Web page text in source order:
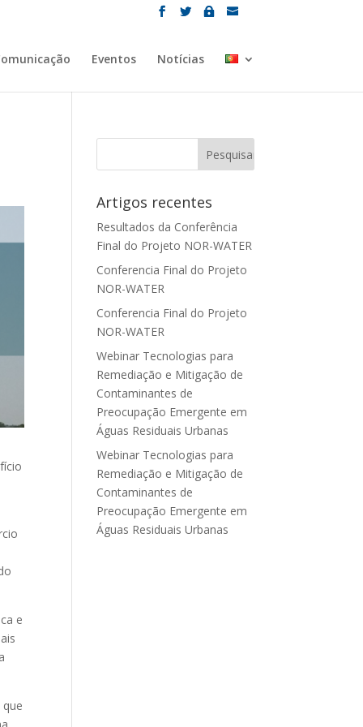
Eventos Notícias
e
Artigos recentes
Resultados da Conferência
Final do Projeto NOR-WATER
Conferencia Final do Projeto
NOR-WATER
Conferencia Final do Projeto
NOR-WATER
Webinar Tecnologias para
Remediação e Mitigação de
Contaminantes de
Preocupação Emergente em
Águas Residuais Urbanas
Webinar Tecnologias para
Remediação e Mitigação de
Contaminantes de
Preocupação Emergente em
Águas Residuais Urbanas